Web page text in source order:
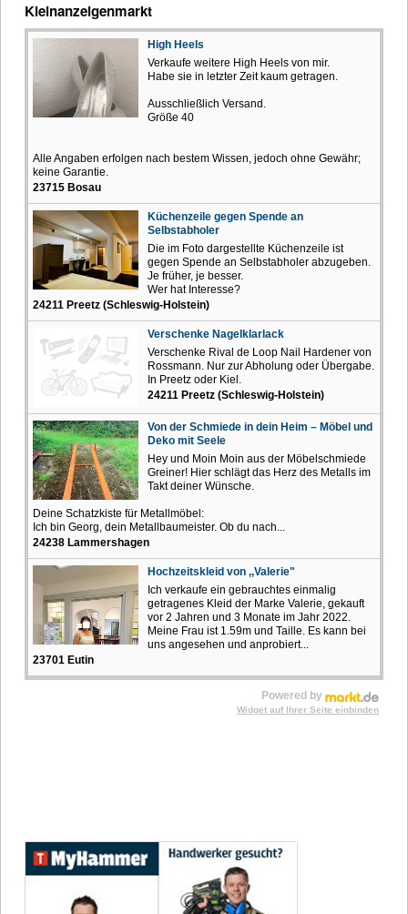
Kleinanzeigenmarkt
High Heels
Verkaufe weitere High Heels von mir.
Habe sie in letzter Zeit kaum getragen.
Ausschließlich Versand.
Größe 40
Alle Angaben erfolgen nach bestem Wissen, jedoch ohne Gewähr;
keine Garantie.
23715 Bosau
Küchenzeile gegen Spende an
Selbstabholer
Die im Foto dargestellte Küchenzeile ist
gegen Spende an Selbstabholer abzugeben.
Je früher, je besser.
Wer hat Interesse?
24211 Preetz (Schleswig-Holstein)
Verschenke Nagelklarlack
Verschenke Rival de Loop Nail Hardener von
Rossmann. Nur zur Abholung oder Übergabe.
In Preetz oder Kiel.
24211 Preetz (Schleswig-Holstein)
Von der Schmiede in dein Heim – Möbel und
Deko mit Seele
Hey und Moin Moin aus der Möbelschmiede
Greiner! Hier schlägt das Herz des Metalls im
Takt deiner Wünsche.
Deine Schatzkiste für Metallmöbel:
Ich bin Georg, dein Metallbaumeister. Ob du nach...
24238 Lammershagen
Hochzeitskleid von ,,Valerie"
Ich verkaufe ein gebrauchtes einmalig
getragenes Kleid der Marke Valerie, gekauft
vor 2 Jahren und 3 Monate im Jahr 2022.
Meine Frau ist 1.59m und Taille. Es kann bei
uns angesehen und anprobiert...
23701 Eutin
Powered by
Widget auf Ihrer Seite einbinden